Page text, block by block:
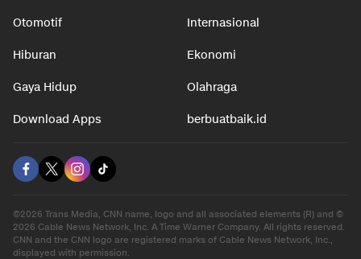
Otomotif Internasional
Hiburan Ekonomi
Gaya Hidup Olahraga
Download Apps berbuatbaik.id
©2026 Trans Media, CNN name, logo and all associated elements (R) and ©
2026 Cable News Network, Inc. A Time Warner Company. All rights reserved.
CNN and the CNN logo are registered marks of Cable News Network, Inc.,
displayed with permission.